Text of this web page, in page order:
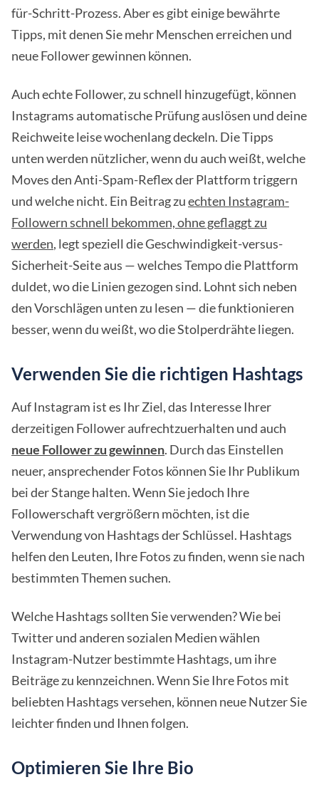
für-Schritt-Prozess. Aber es gibt einige bewährte
Tipps, mit denen Sie mehr Menschen erreichen und
neue Follower gewinnen können.
Auch echte Follower, zu schnell hinzugefügt, können
Instagrams automatische Prüfung auslösen und deine
Reichweite leise wochenlang deckeln. Die Tipps
unten werden nützlicher, wenn du auch weißt, welche
Moves den Anti-Spam-Reflex der Plattform triggern
und welche nicht. Ein Beitrag zuechten Instagram-
Followern schnell bekommen, ohne geflaggt zu
werden, legt speziell die Geschwindigkeit-versus-
Sicherheit-Seite aus — welches Tempo die Plattform
duldet, wo die Linien gezogen sind. Lohnt sich neben
den Vorschlägen unten zu lesen — die funktionieren
besser, wenn du weißt, wo die Stolperdrähte liegen.
Verwenden Sie die richtigen Hashtags
Auf Instagram ist es Ihr Ziel, das Interesse Ihrer
derzeitigen Follower aufrechtzuerhalten und auch
neue Follower zu gewinnen. Durch das Einstellen
neuer, ansprechender Fotos können Sie Ihr Publikum
bei der Stange halten. Wenn Sie jedoch Ihre
Followerschaft vergrößern möchten, ist die
Verwendung von Hashtags der Schlüssel. Hashtags
helfen den Leuten, Ihre Fotos zu finden, wenn sie nach
bestimmten Themen suchen.
Welche Hashtags sollten Sie verwenden? Wie bei
Twitter und anderen sozialen Medien wählen
Instagram-Nutzer bestimmte Hashtags, um ihre
Beiträge zu kennzeichnen. Wenn Sie Ihre Fotos mit
beliebten Hashtags versehen, können neue Nutzer Sie
leichter finden und Ihnen folgen.
Optimieren Sie Ihre Bio